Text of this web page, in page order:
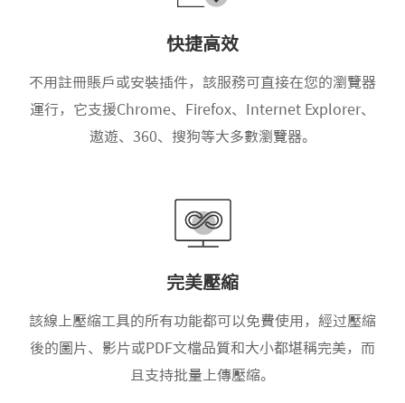
快捷高效
不用註冊賬戶或安裝插件，該服務可直接在您的瀏覽器
運行，它支援Chrome、Firefox、Internet Explorer、
遨遊、360、搜狗等大多數瀏覽器。
完美壓縮
該線上壓縮工具的所有功能都可以免費使用，經过壓縮
後的圖片、影片或PDF文檔品質和大小都堪稱完美，而
且支持批量上傳壓縮。